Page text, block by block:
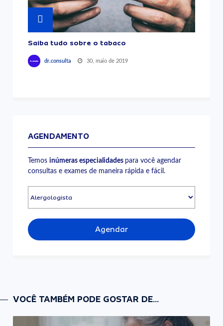
Saiba tudo sobre o tabaco
dr.consulta 30, maio de 2019
AGENDAMENTO
Temosinúmeras especialidades para você agendar
consultas e exames de maneira rápida e fácil.
Agendar
VOCÊ TAMBÉM PODE GOSTAR DE...